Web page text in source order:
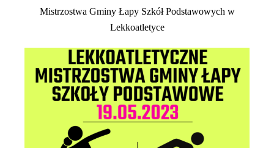
Mistrzostwa Gminy ŁapySzkół Podstawowych w
Lekkoatletyce